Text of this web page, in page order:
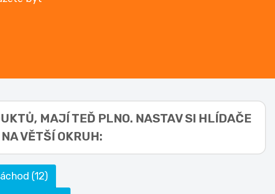
MAJÍ TEĎ PLNO. NASTAV SI HLÍDAČE
VĚTŠÍ OKRUH:
(12)